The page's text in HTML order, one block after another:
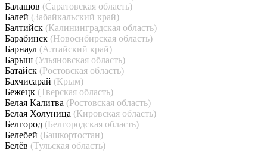
Балашов (Саратовская область)
Балей (Забайкальский край)
Балтийск (Калининградская область)
Барабинск (Новосибирская область)
Барнаул (Алтайский край)
Барыш (Ульяновская область)
Батайск (Ростовская область)
Бахчисарай (Крым)
Бежецк (Тверская область)
Белая Калитва (Ростовская область)
Белая Холуница (Кировская область)
Белгород (Белгородская область)
Белебей (Башкортостан)
Белёв (Тульская область)